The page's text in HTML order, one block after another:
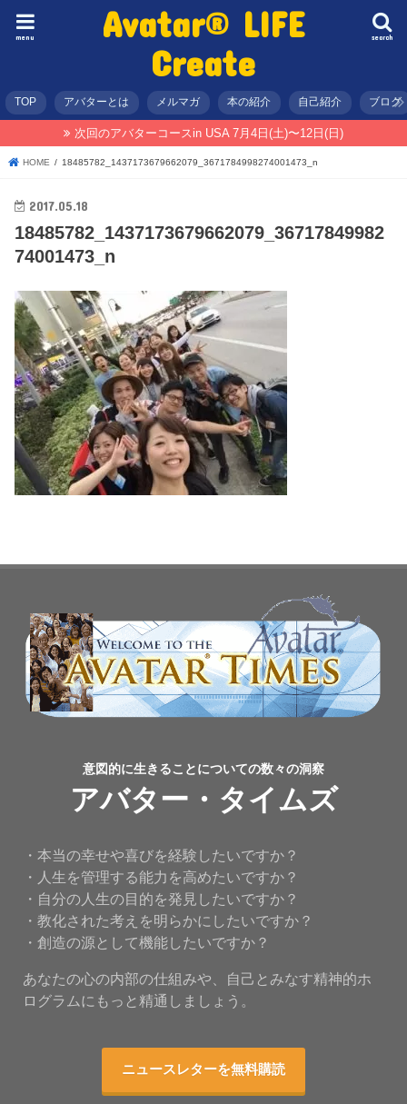
Avatar® LIFE
Create
search
menu
TOP アバターとは メルマガ 本の紹介 自己紹介 ブログ
次回のアバターコースin USA 7月4日(土)〜12日(日)
HOME 18485782_1437173679662079_3671784998274001473_n
2017.05.18
18485782_1437173679662079_36717849982
74001473_n
意図的に生きることについての数々の洞察
アバター・タイムズ
・本当の幸せや喜びを経験したいですか？
・人生を管理する能力を高めたいですか？
・自分の人生の目的を発見したいですか？
・教化された考えを明らかにしたいですか？
・創造の源として機能したいですか？
あなたの心の内部の仕組みや、自己とみなす精神的ホ
ログラムにもっと精通しましょう。
ニュースレターを無料購読